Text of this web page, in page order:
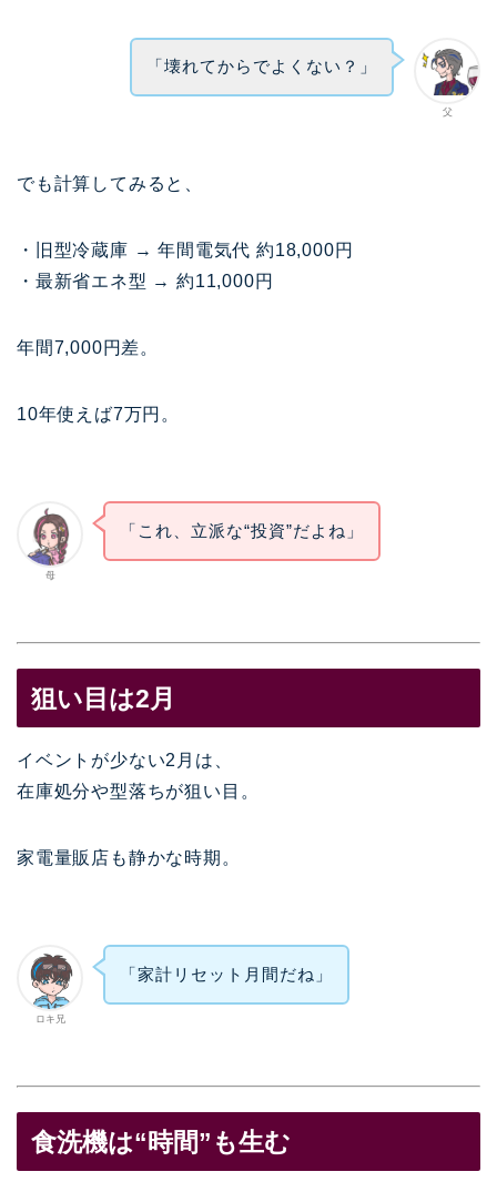
父
「壊れてからでよくない？」
でも計算してみると、
・旧型冷蔵庫 → 年間電気代 約18,000円
・最新省エネ型 → 約11,000円
年間7,000円差。
10年使えば7万円。
母
「これ、立派な“投資”だよね」
狙い目は2月
イベントが少ない2月は、
在庫処分や型落ちが狙い目。
家電量販店も静かな時期。
ロキ兄
「家計リセット月間だね」
食洗機は“時間”も生む